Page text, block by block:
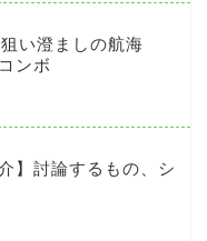
い澄ましの航海
ンボ
】討論するもの、シ